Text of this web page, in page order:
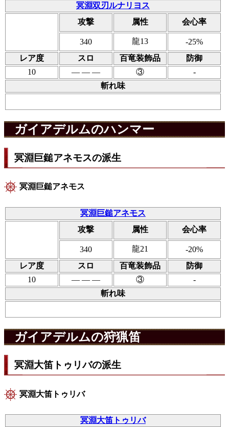
冥淵双刃ルナリヨス
攻撃
属性 会心率
340 龍13
-25%
レア度
スロ 百竜装飾品
防御
10
― ― ― ③
-
斬れ味
ガイアデルムのハンマー
冥淵巨鎚アネモスの派生
冥淵巨鎚アネモス
冥淵巨鎚アネモス
攻撃
属性 会心率
340 龍21
-20%
レア度
スロ 百竜装飾品
防御
10
― ― ― ③
-
斬れ味
ガイアデルムの狩猟笛
冥淵大笛トゥリバの派生
冥淵大笛トゥリバ
冥淵大笛トゥリバ